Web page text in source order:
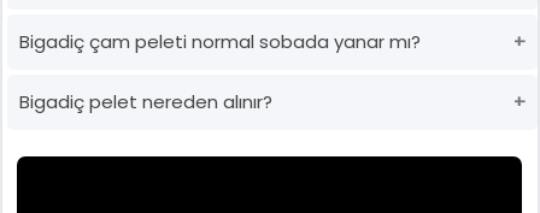
Bigadiç çam peleti normal sobada yanar mı?
Bigadiç pelet nereden alınır?